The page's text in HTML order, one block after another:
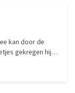
gekregen hij